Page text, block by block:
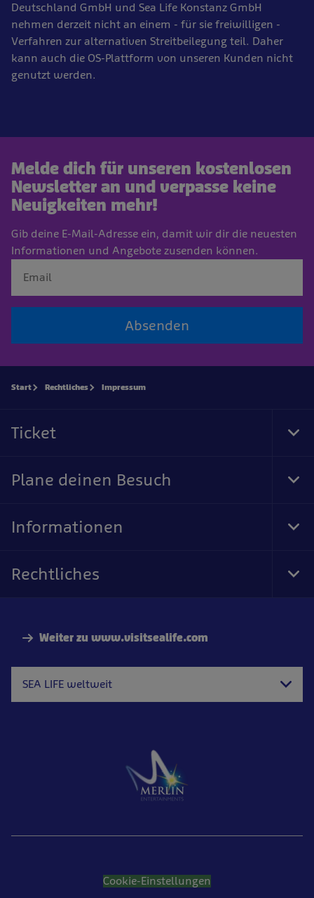
Deutschland GmbH und Sea Life Konstanz GmbH
nehmen derzeit nicht an einem - für sie freiwilligen -
Verfahren zur alternativen Streitbeilegung teil. Daher
kann auch die OS-Plattform von unseren Kunden nicht
genutzt werden.
Melde dich für unseren kostenlosen
Newsletter an und verpasse keine
Neuigkeiten mehr!
Gib deine E-Mail-Adresse ein, damit wir dir die neuesten
Informationen und Angebote zusenden können.
Absenden
Weiter zu www.visitsealife.com
SEA LIFE weltweit
Start Rechtliches Impressum
Ticket
Plane deinen Besuch
Informationen
Rechtliches
Cookie-Einstellungen